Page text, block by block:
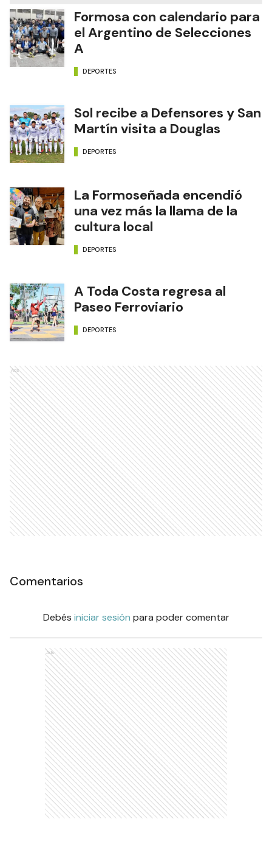
NOTAS RELACIONADAS
Formosa con calendario para
el Argentino de Selecciones
DEPORTES
Sol recibe a Defensores y San
DEPORTES
La Formoseñada encendió
una vez más la llama de la
DEPORTES
A Toda Costa regresa al
DEPORTES
Ads
Debés iniciar sesiónpara poder comentar
Ads